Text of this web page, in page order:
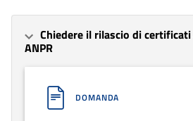
Chiedere il rilascio di
ANPR
DOMANDA